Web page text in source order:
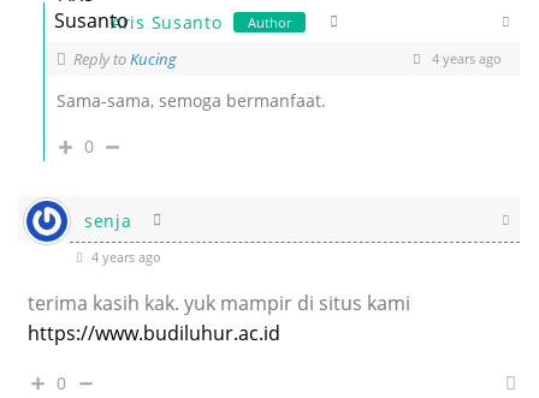
Aris Susanto Author
Reply toKucing 4 years ago
Sama-sama, semoga bermanfaat.
0
senja
4 years ago
terima kasih kak. yuk mampir di situs kami
https://www.budiluhur.ac.id
0